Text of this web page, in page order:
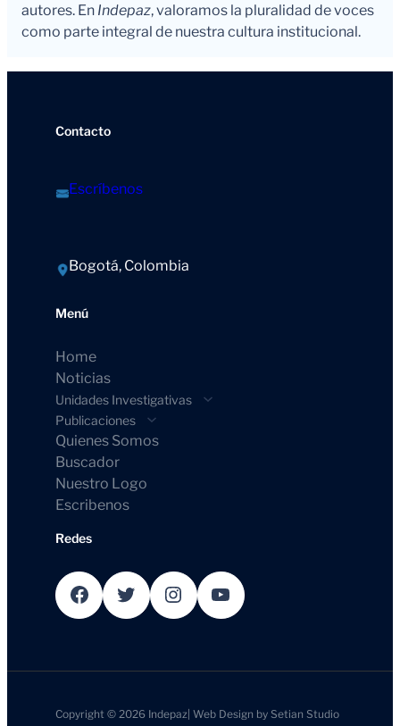
autores. En Indepaz, valoramos la pluralidad de voces
como parte integral de nuestra cultura institucional.
Contacto
Escríbenos
Bogotá, Colombia
Menú
Home
Noticias
Unidades Investigativas
Publicaciones
Quienes Somos
Buscador
Nuestro Logo
Escribenos
Redes
Facebook Twitter Instagram YouTube
Copyright © 2026 Indepaz|Web Design bySetian Studio